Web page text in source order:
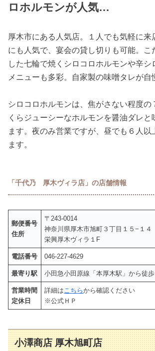
ロホルモンが人気…
厚木市にある人気店。１人でも気軽に来
にも人気で、宴会の貸し切りも可能。こ
した七輪で焼くシロコロホルモンや辛シ
メニューも多彩。自家製の味噌タレが自
シロコロホルモンは、焦がさない程度の
くらジューシーなホルモンを醤油ダレと
ます。夜のみ営業ですが、昼でも６人以
ます。
「千代乃 厚木ヴィラ店」の店舗情報
郵便番号
住所
〒243-0014
神奈川県厚木市旭町３丁目１５−１４
栄興厚木ヴィラ１F
電話番号 046-227-4629
最寄り駅 小田急小田原線「本厚木駅」から徒
営業時間
定休日
詳細はこちらから確認ください
※公式ＨＰ
小澤商店 厚木旭町店